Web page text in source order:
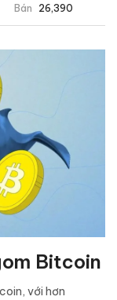
Bán
26,390
Bitcoin
với hơn